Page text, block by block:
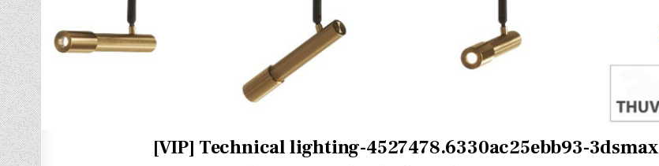
[VIP] Technical lighting-4527478.6330ac25ebb93-3dsmax